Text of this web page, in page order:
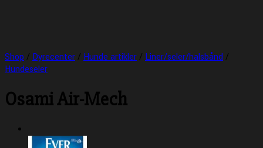
Shop / Dyrecenter / Hunde artikler / Liner/seler/halsbånd /
Hundeseler
Osami Air-Mech